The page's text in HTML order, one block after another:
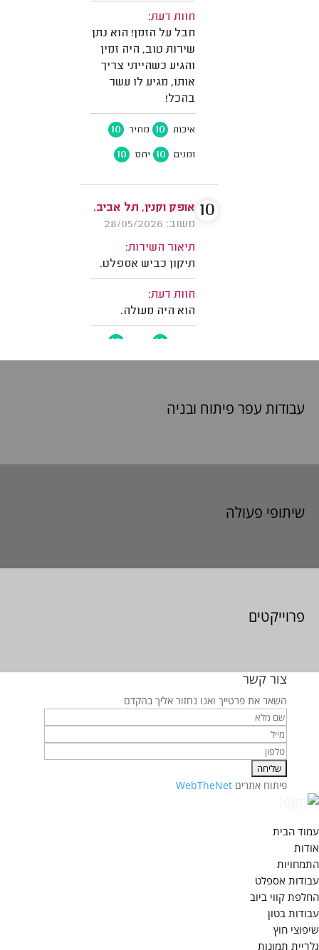
עבודות עפר פיתוח ובניה
שיתופי פעולה
פרוייקטים
צור קשר
השאר את פרטייך ואנו נחזור אליך בהקדם
פיתוח אתרים WebTheNet
עמוד הבית
אודות
התמחויות
עבודות אספלט
החלפת קווי ביוב
עבודות בטון
שיפוצי חוץ
גלריית תמונות